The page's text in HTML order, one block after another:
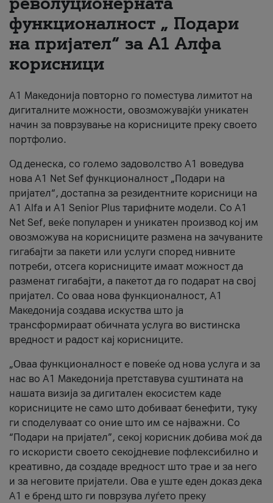
За нас
#ПодобарОнлајн
функционалност „ Подари
на пријател“ за А1 Алфа
корисници
А1 Македонија повторно го поместува лимитот на
дигиталните можности, овозможувајќи уникатен
начин за поврзување на корисниците преку своето
портфолио.
Од денеска, со големо задоволство А1 воведува
нова A1 Net Sef функционалност „Подари на
пријател“, достапна за резидентните корисници на
А1 Alfa и A1 Senior Plus тарифните модели. Со A1
Net Sef, веќе популарен и уникатен производ кој им
овозможува на корисниците размена на зачуваните
гигабајти за пакети или услуги според нивните
потреби, отсега корисниците имаат можност да
разменат гигабајти, а пакетот да го подарат на свој
пријател. Со оваа нова функционалност, А1
Македонија создава искуства што ја
трансформираат обичната услуга во вистинска
вредност и радост кај корисниците.
„Оваа функционалност е повеќе од нова услуга и за
нас во А1 Македонија претставува суштината на
нашата визија за дигитален екосистем каде
корисниците не само што добиваат бенефити, туку
ги споделуваат со оние што им се најважни. Со
“Подари на пријател”, секој корисник добива моќ да
го искористи своето секојдневие пофлексибилно и
креативно, да создаде вредност што трае и за него
и за неговите пријатели. Ова е уште еден доказ дека
А1 е бренд што ги поврзува луѓето преку